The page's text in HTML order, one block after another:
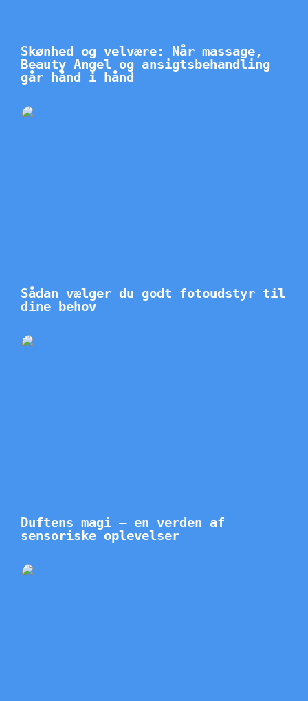
Skønhed og velvære: Når massage,
Beauty Angel og ansigtsbehandling
går hånd i hånd
Sådan vælger du godt fotoudstyr til
dine behov
Duftens magi – en verden af
sensoriske oplevelser